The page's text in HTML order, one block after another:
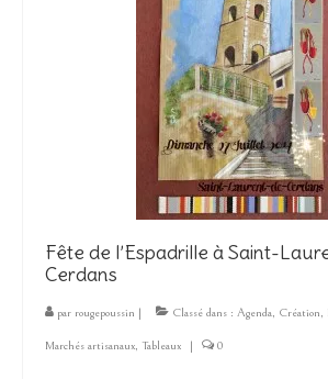
Fête de l’Espadrille à Saint-
Cerdans
par rougepoussin | Classé dans : Agenda, Création,
Marchés artisanaux, Tableaux | 0